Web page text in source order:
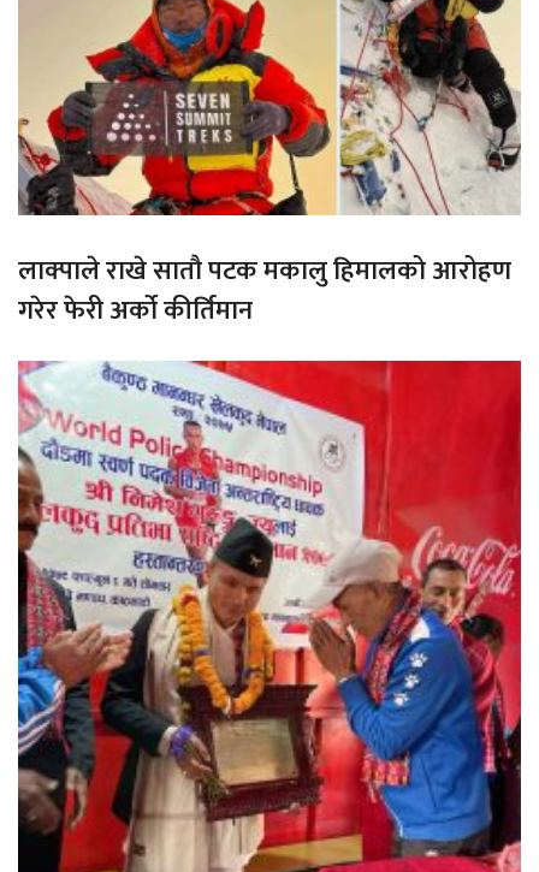
लाक्पाले राखे सातौ पटक मकालु हिमालको आरोहण
गरेर फेरी अर्को कीर्तिमान